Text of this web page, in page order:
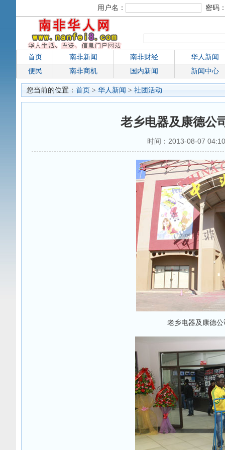
用户名： 密码
首页 南非新闻 南非财经
华人新闻
便民
南非商机 国内新闻 新闻中心
您当前的位置： 首页 > 华人新闻 > 社团活动
老乡电器及康德公
时间：2013-08-07
老乡电器及康德